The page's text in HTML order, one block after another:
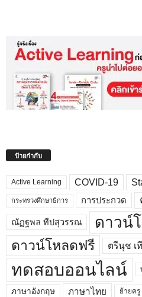
ป้ายกำกับ
Active Learning COVID-19
กระทรวงศึกษาธิการ การประกวด
ณัฏฐพล ทีปสุวรรณ ดาวน์
ดาวน์โหลดฟรี ตรีนุช เ
ทดสอบออนไลน์
ภาษาอังกฤษ ภาษาไทย ย้ายครู